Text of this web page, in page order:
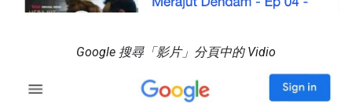
Google 搜尋「影片」分頁中的 Vidio